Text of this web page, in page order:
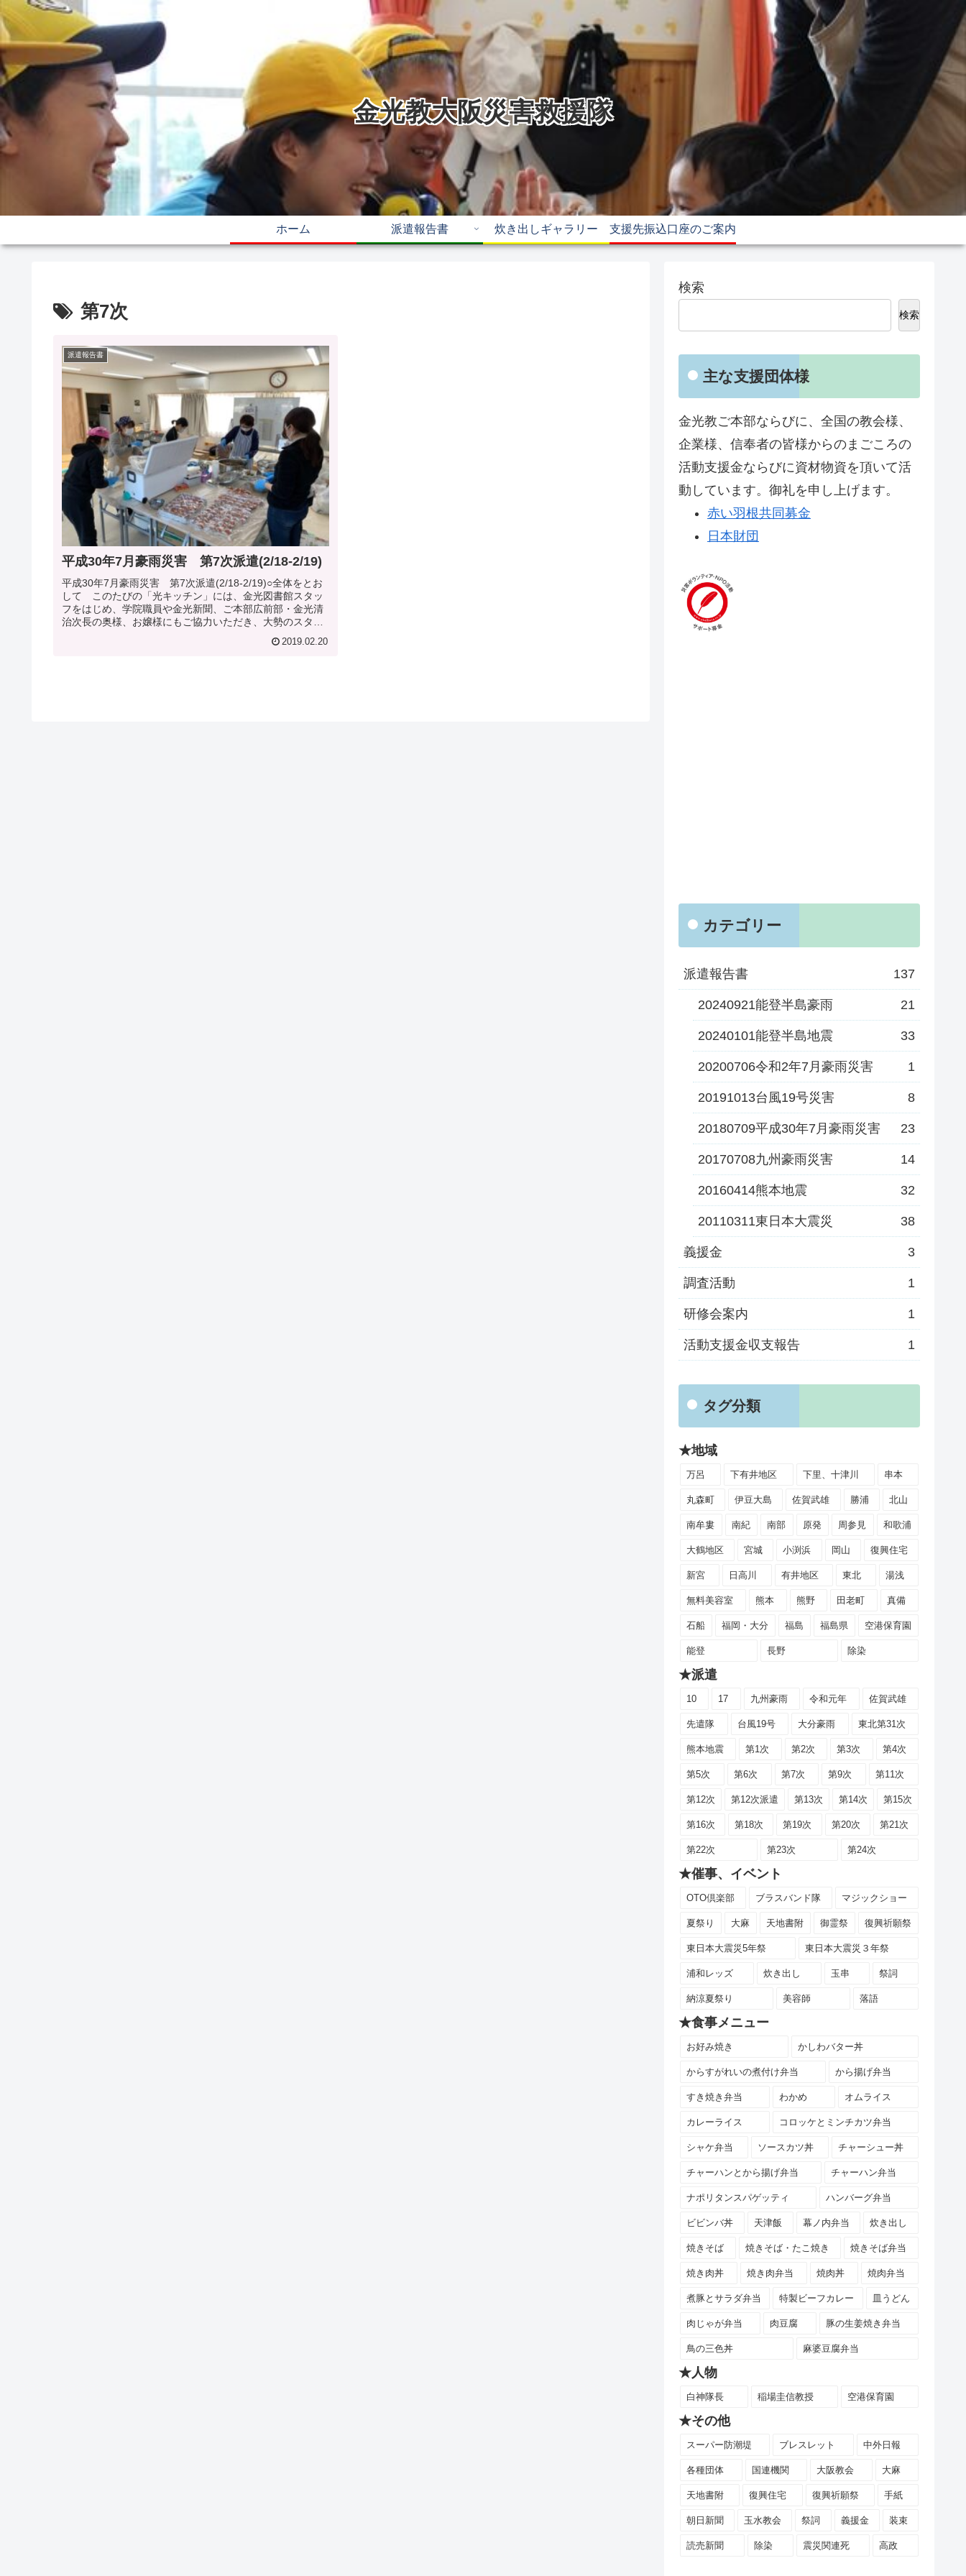
金光教大阪災害救援隊
ホーム 派遣報告書 炊き出しギャラリー 支援先振込口座のご案内
第7次
派遣報告書
平成30年7月豪雨災害 第7次派遣(2/18-2/19)
平成30年7月豪雨災害 第7次派遣(2/18-2/19)○全体をとお
して このたびの「光キッチン」には、金光図書館スタッ
フをはじめ、学院職員や金光新聞、ご本部広前部・金光清
治次長の奥様、お嬢様にもご協力いただき、大勢のスタッ
2019.02.20
検索
検索
主な支援団体様
金光教ご本部ならびに、全国の教会様、
企業様、信奉者の皆様からのまごころの
活動支援金ならびに資材物資を頂いて活
動しています。御礼を申し上げます。
赤い羽根共同募金
日本財団
カテゴリー
派遣報告書 137
20240921能登半島豪雨 21
20240101能登半島地震 33
20200706令和2年7月豪雨災害 1
20191013台風19号災害 8
20180709平成30年7月豪雨災害 23
20170708九州豪雨災害 14
20160414熊本地震 32
20110311東日本大震災 38
義援金 3
調査活動 1
研修会案内 1
活動支援金収支報告 1
タグ分類
★地域
万呂 下有井地区 下里、十津川 串本
丸森町 伊豆大島 佐賀武雄 勝浦 北山
南牟婁 南紀 南部 原発 周参見 和歌浦
大鶴地区 宮城 小渕浜 岡山 復興住宅
新宮 日高川 有井地区 東北 湯浅
無料美容室 熊本 熊野 田老町 真備
石船 福岡・大分 福島 福島県 空港保育園
能登 長野 除染
★派遣
10 17 九州豪雨 令和元年 佐賀武雄
先遣隊 台風19号 大分豪雨 東北第31次
熊本地震 第1次 第2次 第3次 第4次
第5次 第6次 第7次 第9次 第11次
第12次 第12次派遣 第13次 第14次 第15次
第16次 第18次 第19次 第20次 第21次
第22次 第23次 第24次
★催事、イベント
OTO倶楽部 ブラスバンド隊 マジックショー
夏祭り 大麻 天地書附 御霊祭 復興祈願祭
東日本大震災5年祭 東日本大震災３年祭
浦和レッズ 炊き出し 玉串 祭詞
納涼夏祭り 美容師 落語
★食事メニュー
お好み焼き かしわバター丼
からすがれいの煮付け弁当 から揚げ弁当
すき焼き弁当 わかめ オムライス
カレーライス コロッケとミンチカツ弁当
シャケ弁当 ソースカツ丼 チャーシュー丼
チャーハンとから揚げ弁当 チャーハン弁当
ナポリタンスパゲッティ ハンバーグ弁当
ビビンバ丼 天津飯 幕ノ内弁当 炊き出し
焼きそば 焼きそば・たこ焼き 焼きそば弁当
焼き肉丼 焼き肉弁当 焼肉丼 焼肉弁当
煮豚とサラダ弁当 特製ビーフカレー 皿うどん
肉じゃが弁当 肉豆腐 豚の生姜焼き弁当
鳥の三色丼 麻婆豆腐弁当
★人物
白神隊長 稲場圭信教授 空港保育園
★その他
スーパー防潮堤 ブレスレット 中外日報
各種団体 国連機関 大阪教会 大麻
天地書附 復興住宅 復興祈願祭 手紙
朝日新聞 玉水教会 祭詞 義援金 装束
読売新聞 除染 震災関連死 高政